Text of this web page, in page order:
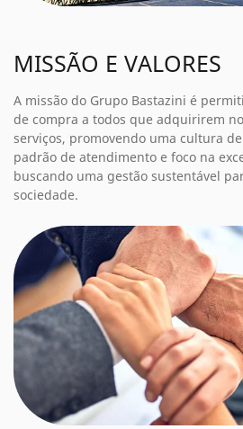
MISSÃO E VALORES
A missão do Grupo Bastazini é
de compra a todos que adquirirem
serviços, promovendo uma cultura
padrão de atendimento e foco na
buscando uma gestão sustentável
sociedade.